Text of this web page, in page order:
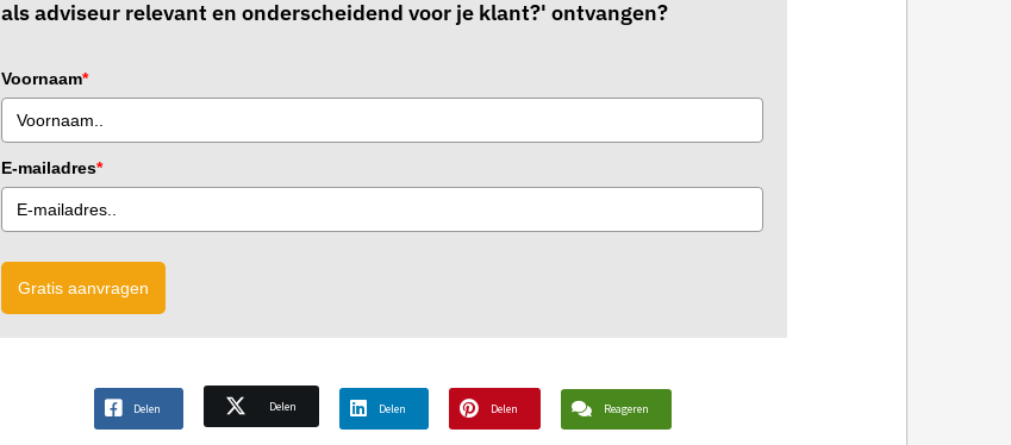
als adviseur relevant en onderscheidend voor je klant?' ontvangen?
Voornaam*
E-mailadres*
Gratis aanvragen
Delen Delen Delen Delen Reageren